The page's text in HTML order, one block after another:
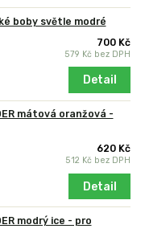
boby světle modré
700 Kč
579 Kč bez DPH
Detail
mátová oranžová -
620 Kč
512 Kč bez DPH
Detail
modrý ice - pro